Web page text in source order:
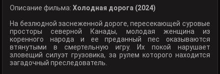
Описание фильма:Холодная дорога (2024)
На безлюдной заснеженной дороге, пересекающей суровые
просторы северной Канады, молодая женщина из
коренного народа и ее преданный пес оказываются
втянутыми в смертельную игру. Их покой нарушает
зловещий силуэт грузовика, за рулем которого находится
загадочный преследователь.